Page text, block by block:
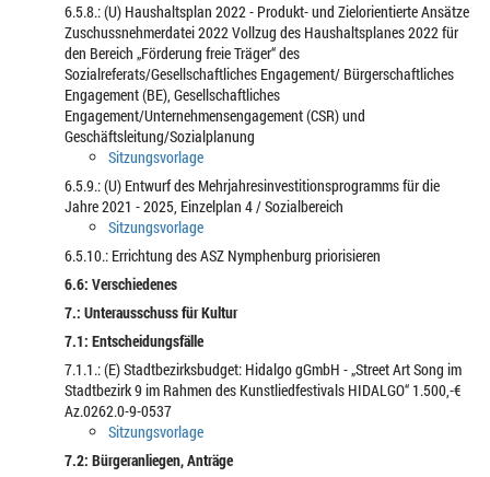
6.5.8.: (U) Haushaltsplan 2022 - Produkt- und Zielorientierte Ansätze
Zuschussnehmerdatei 2022 Vollzug des Haushaltsplanes 2022 für
den Bereich „Förderung freie Träger“ des
Sozialreferats/Gesellschaftliches Engagement/ Bürgerschaftliches
Engagement (BE), Gesellschaftliches
Engagement/Unternehmensengagement (CSR) und
Geschäftsleitung/Sozialplanung
Sitzungsvorlage
6.5.9.: (U) Entwurf des Mehrjahresinvestitionsprogramms für die
Jahre 2021 - 2025, Einzelplan 4 / Sozialbereich
Sitzungsvorlage
6.5.10.: Errichtung des ASZ Nymphenburg priorisieren
6.6: Verschiedenes
7.: Unterausschuss für Kultur
7.1: Entscheidungsfälle
7.1.1.: (E) Stadtbezirksbudget: Hidalgo gGmbH - „Street Art Song im
Stadtbezirk 9 im Rahmen des Kunstliedfestivals HIDALGO“ 1.500,-€
Az.0262.0-9-0537
Sitzungsvorlage
7.2: Bürgeranliegen, Anträge